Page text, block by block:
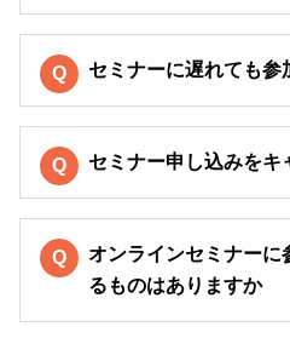
セミナーに遅れても参
セミナー申し込みをキ
オンラインセミナーに
るものはありますか